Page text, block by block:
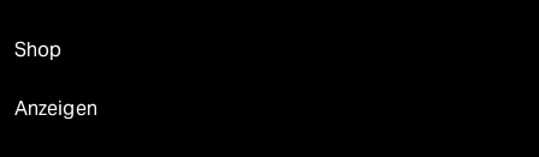
Shop
Anzeigen